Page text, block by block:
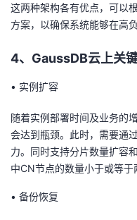
这两种架构各有优点，可以
方案，以确保系统能够在高
4、 GaussDB云上关
• 实例扩容
随着实例部署时间及业务的
会达到瓶颈。此时，需要通
力。同时支持分片数量扩容
中CN节点的数量小于或等于
• 备份恢复